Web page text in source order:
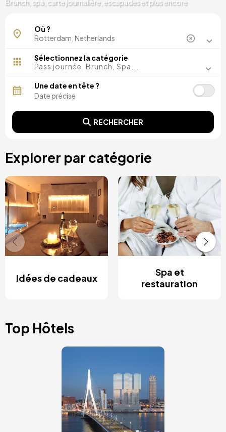
Brunch, spa, carte journalière, escapades et plus encore
Wilhelminapier
Où ?
Sélectionnez la catégorie
Pass journée, Brunch, Spa...
Une date en tête ?
RECHERCHER
Explorer par catégorie
Idées de cadeaux
Spa et
restauration
Top Hôtels